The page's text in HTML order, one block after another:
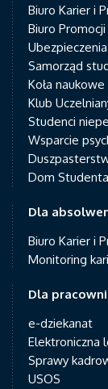
Biuro Karier i
Biuro
Ubezpieczenia
Samorząd
Koła
Klub
Studenci
Wsparcie
Dom Studenta
Dla
Biuro Karier i
Monitoring
Dla
e-dziekanat
Elektroniczna
Sprawy
USOS